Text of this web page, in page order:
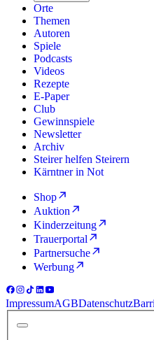
Orte
Themen
Autoren
Spiele
Podcasts
Videos
Rezepte
E-Paper
Club
Gewinnspiele
Newsletter
Archiv
Steirer helfen Steirern
Kärntner in Not
Shop
Auktion
Kinderzeitung
Trauerportal
Partnersuche
Werbung
ImpressumAGBDatenschutz